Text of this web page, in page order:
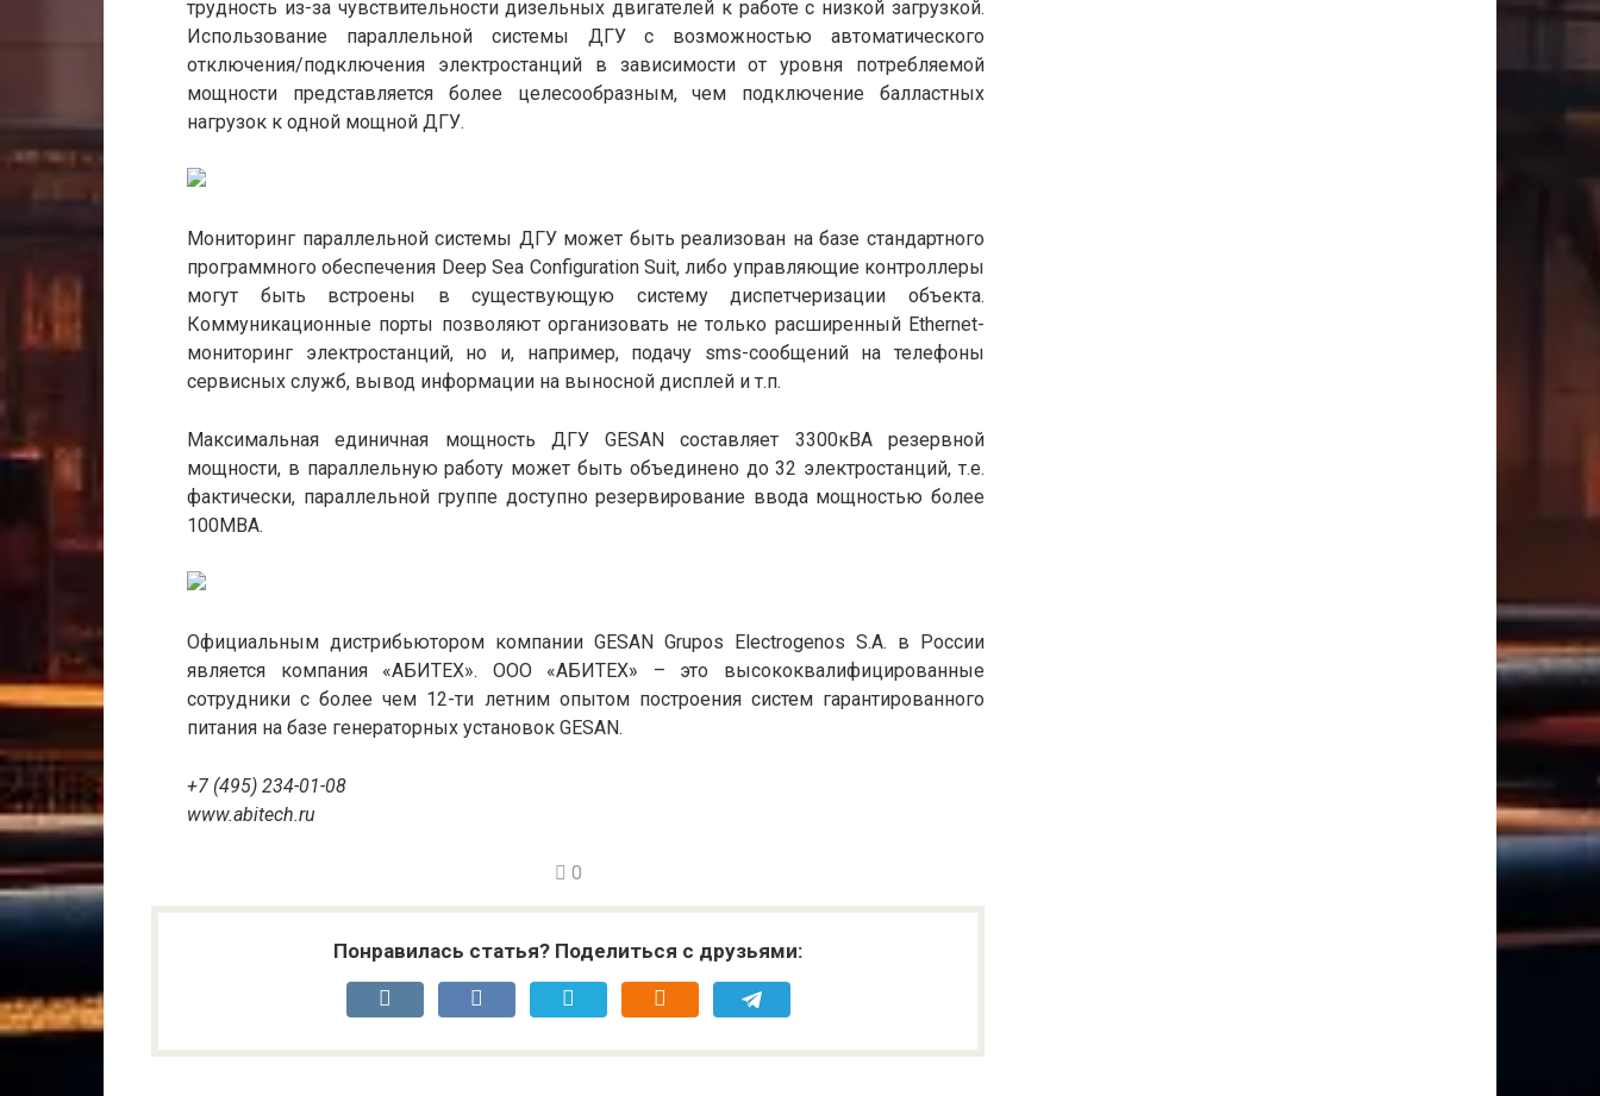
трудность из-за чувствительности дизельных двигателей к работе с низкой загрузкой.
Использование параллельной системы ДГУ с возможностью автоматического
отключения/подключения электростанций в зависимости от уровня потребляемой
мощности представляется более целесообразным, чем подключение балластных
нагрузок к одной мощной ДГУ.
Мониторинг параллельной системы ДГУ может быть реализован на базе стандартного
программного обеспечения Deep Sea Configuration Suit, либо управляющие контроллеры
могут быть встроены в существующую систему диспетчеризации объекта.
Коммуникационные порты позволяют организовать не только расширенный Ethernet-
мониторинг электростанций, но и, например, подачу sms-сообщений на телефоны
сервисных служб, вывод информации на выносной дисплей и т.п.
Максимальная единичная мощность ДГУ GESAN составляет 3300кВА резервной
мощности, в параллельную работу может быть объединено до 32 электростанций, т.е.
фактически, параллельной группе доступно резервирование ввода мощностью более
100МВА.
Официальным дистрибьютором компании GESAN Grupos Electrogenos S.A. в России
является компания «АБИТЕХ». ООО «АБИТЕХ» – это высококвалифицированные
сотрудники c более чем 12-ти летним опытом построения систем гарантированного
питания на базе генераторных установок GESAN.
+7 (495) 234-01-08
www.abitech.ru
0
Понравилась статья? Поделиться с друзьями: